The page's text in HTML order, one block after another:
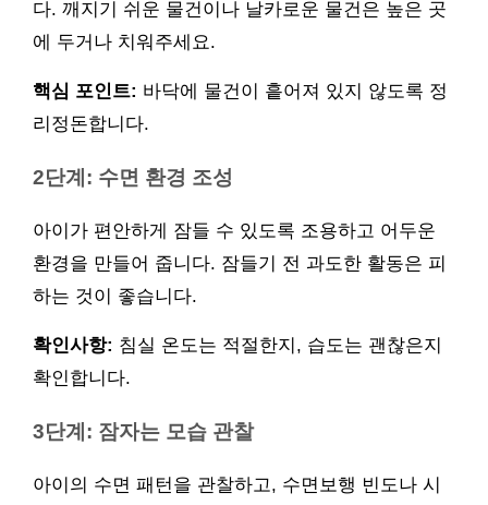
다. 깨지기 쉬운 물건이나 날카로운 물건은 높은 곳
에 두거나 치워주세요.
핵심 포인트: 바닥에 물건이 흩어져 있지 않도록 정
리정돈합니다.
2단계: 수면 환경 조성
아이가 편안하게 잠들 수 있도록 조용하고 어두운
환경을 만들어 줍니다. 잠들기 전 과도한 활동은 피
하는 것이 좋습니다.
확인사항: 침실 온도는 적절한지, 습도는 괜찮은지
확인합니다.
3단계: 잠자는 모습 관찰
아이의 수면 패턴을 관찰하고, 수면보행 빈도나 시